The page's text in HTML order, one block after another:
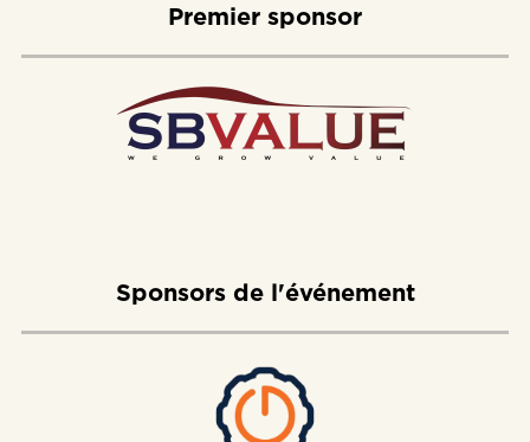
Premier sponsor
Sponsors de l'événement